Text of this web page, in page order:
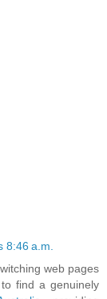
8:46 a.m.
web pages
find a genuinely